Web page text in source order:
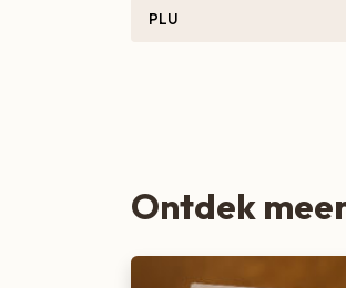
Zoete lekkernijen
PLU
Ontdek